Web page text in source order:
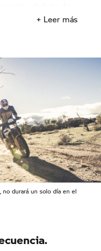
con cada
experiencias
noche me
continuando mi
+ Leer más
durará un solo día en el